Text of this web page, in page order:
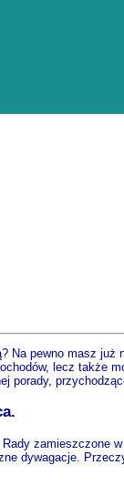
Na pewno masz już
lecz także
porady,
zamieszczone
dywagacje.